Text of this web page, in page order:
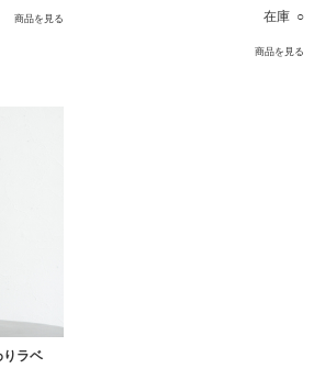
商品を見る 在庫 ○
商品を見る
ラベ